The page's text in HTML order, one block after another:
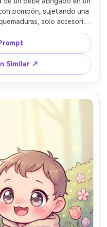
pompón, sujetando una
solo accesorio
luz cálida interior,
lente de 85mm,
campo --ar 4:5
Similar ↗